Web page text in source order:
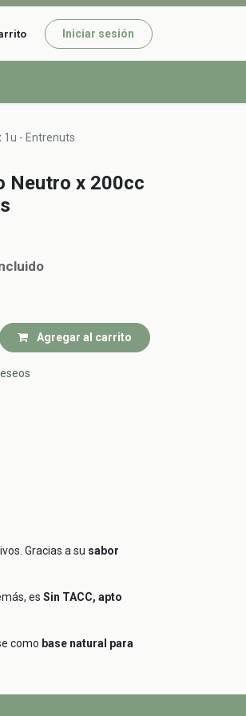
Iniciar sesión
1u - Entrenuts
Neutro x 200cc
Agregar al carrito
Gracias a su sabor
es Sin TACC, apto
como base natural para